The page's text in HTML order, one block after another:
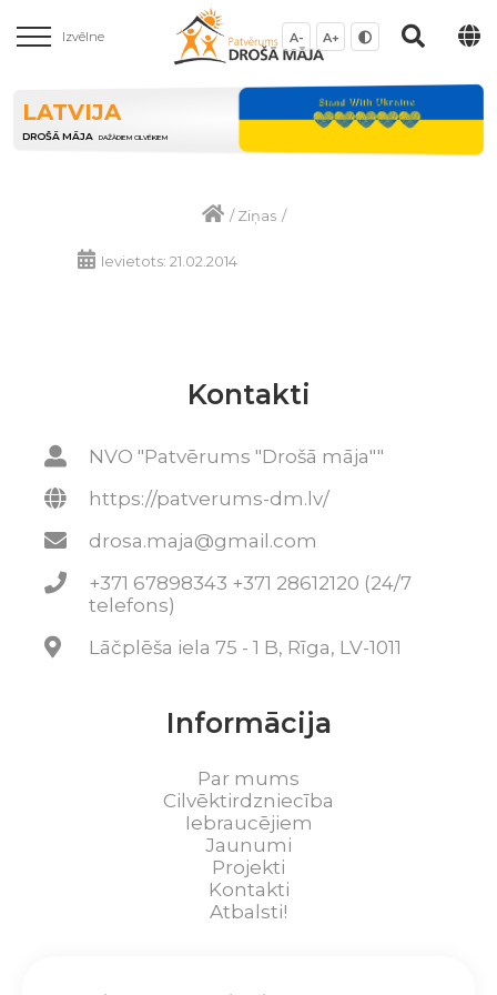
Izvēlne A- A+
LATVIJA
DROŠĀ MĀJA DAŽĀDIEM CILVĒKIEM
/Ziņas /
Ievietots: 21.02.2014
Kontakti
NVO "Patvērums "Drošā māja""
https://patverums-dm.lv/
drosa.maja@gmail.com
+371 67898343 +371 28612120 (24/7
telefons)
Lāčplēša iela 75 - 1 B, Rīga, LV-1011
Informācija
Par mums
Cilvēktirdzniecība
Iebraucējiem
Jaunumi
Projekti
Kontakti
Atbalsti!